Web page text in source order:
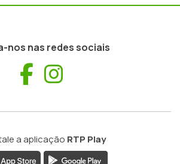
nos nas redes sociais
Facebook
a aplicação RTP Play